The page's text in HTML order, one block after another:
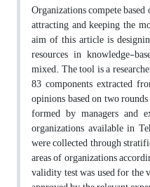
Organizations compete
attracting and keeping the
aim of this article is
resources in knowledge-
mixed. The tool is a
83 components extracted
opinions based on two
formed by managers and
organizations available in
were collected through
areas of organizations
validity test was used for the